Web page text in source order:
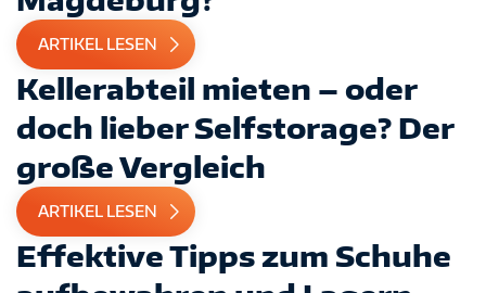
ARTIKEL LESEN
Kellerabteil mieten – oder
doch lieber Selfstorage? Der
große Vergleich
ARTIKEL LESEN
Effektive Tipps zum Schuhe